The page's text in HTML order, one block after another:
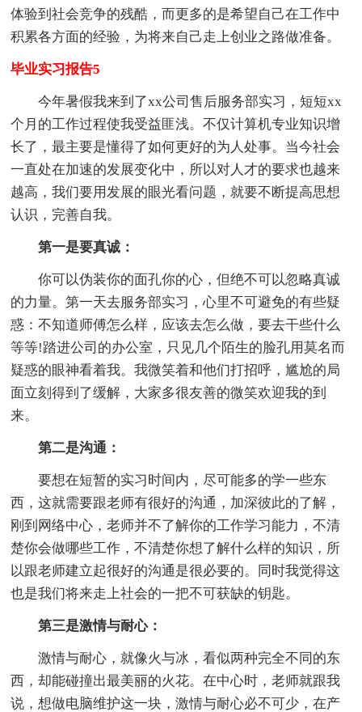
体验到社会竞争的残酷，而更多的是希望自己在工作中
积累各方面的经验，为将来自己走上创业之路做准备。
毕业实习报告5
今年暑假我来到了xx公司售后服务部实习，短短xx
个月的工作过程使我受益匪浅。不仅计算机专业知识增
长了，最主要是懂得了如何更好的为人处事。当今社会
一直处在加速的发展变化中，所以对人才的要求也越来
越高，我们要用发展的眼光看问题，就要不断提高思想
认识，完善自我。
第一是要真诚：
你可以伪装你的面孔你的心，但绝不可以忽略真诚
的力量。第一天去服务部实习，心里不可避免的有些疑
惑：不知道师傅怎么样，应该去怎么做，要去干些什么
等等!踏进公司的办公室，只见几个陌生的脸孔用莫名而
疑惑的眼神看着我。我微笑着和他们打招呼，尴尬的局
面立刻得到了缓解，大家多很友善的微笑欢迎我的到
来。
第二是沟通：
要想在短暂的实习时间内，尽可能多的学一些东
西，这就需要跟老师有很好的沟通，加深彼此的了解，
刚到网络中心，老师并不了解你的工作学习能力，不清
楚你会做哪些工作，不清楚你想了解什么样的知识，所
以跟老师建立起很好的沟通是很必要的。同时我觉得这
也是我们将来走上社会的一把不可获缺的钥匙。
第三是激情与耐心：
激情与耐心，就像火与冰，看似两种完全不同的东
西，却能碰撞出最美丽的火花。在中心时，老师就跟我
说，想做电脑维护这一块，激情与耐心必不可少，在产